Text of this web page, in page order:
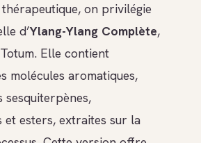
thérapeutique, on privilégie
d’Ylang-Ylang Complète,
Elle contient
molécules aromatiques,
sesquiterpènes,
et esters, extraites sur la